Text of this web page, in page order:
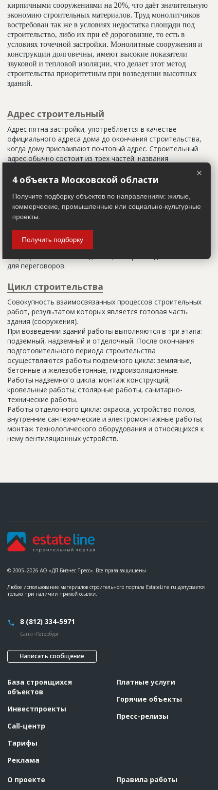
кирпичными сооружениями на 20%, что даёт значительную
экономию строительных материалов. Труд монолитчиков
востребован так же в условиях недостатка площади под
строительство, либо их при её дороговизне, то есть в
условиях точечной застройки. Монолитные сооружения и
конструкции долговечны, имеют высокие показатели
звуковой и тепловой изоляции, что делает этот метод
строительства приоритетным при возведении высотных
зданий.
Адрес строительный
Адрес пятна застройки, употребляется в качестве
официального адреса дома до окончания строительства,
когда дому присваивают почтовый адрес. Строительный
адрес обычно состоит из трех частей: названия
(не обязательно) и корпуса (владения).
Настоящим строительным адресом можно считать адрес,
указанный в правоустанавливающих документах. Иногда
строительные организации делают свои добавления
должен присутствовать официальный строительный адрес,
а все остальное - это уточнения типа "шестикомнатная
для переговоров.
Цикл строительства
Совокупность взаимосвязанных процессов строительных
работ, результатом которых является готовая часть
здания (сооружения).
При возведении зданий работы выполняются в три этапа:
подземный, надземный и отделочный. После окончания
подготовительного периода строительства
осуществляются работы подземного цикла: земляные,
бетонные и железобетонные, гидроизоляционные.
Работы надземного цикла: монтаж конструкций;
кровельные работы; столярные работы, санитарно-
технические работы.
Работы отделочного цикла: окраска, устройство полов,
внутренние сантехнические и электромонтажные работы;
монтаж технологического оборудования и относящихся к
нему вентиляционных устройств.
© 2005–2026 АО «ДП Бизнес Пресс». Все права защищены
Любое использование материалов строительного портала EstateLine.ru допускается
только при наличии прямой ссылки.
8 (812) 334-5971
Санкт-Петербург
Написать сообщение
База строящихся
объектов
Инвестпроекты
Call-центр
Тарифы
Реклама
О проекте
Платные услуги
Горячие объекты
Пресс-релизы
Правила работы
×
4 объекта Московской области
Получите подборку объектов по направлениям: жилые,
коммерческие, промышленные или социально-культурные
проекты.
Получить подборку